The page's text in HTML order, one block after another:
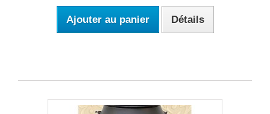
Ajouter au panier Détails